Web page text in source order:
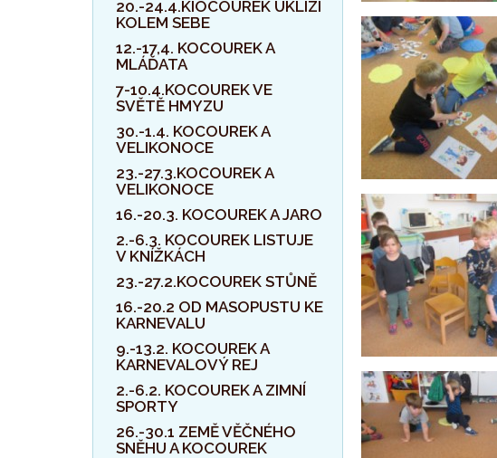
20.-24.4.KIOCOUREK UKLÍZÍ
KOLEM SEBE
12.-17,4. KOCOUREK A
MLÁĎATA
7-10.4.KOCOUREK VE
SVĚTĚ HMYZU
30.-1.4. KOCOUREK A
VELIKONOCE
23.-27.3.KOCOUREK A
VELIKONOCE
16.-20.3. KOCOUREK A JARO
2.-6.3. KOCOUREK LISTUJE
V KNÍŽKÁCH
23.-27.2.KOCOUREK STŮNĚ
16.-20.2 OD MASOPUSTU KE
KARNEVALU
9.-13.2. KOCOUREK A
KARNEVALOVÝ REJ
2.-6.2. KOCOUREK A ZIMNÍ
SPORTY
26.-30.1 ZEMĚ VĚČNÉHO
SNĚHU A KOCOUREK